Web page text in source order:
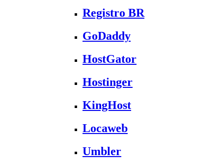
Registro BR
GoDaddy
HostGator
Hostinger
KingHost
Locaweb
Umbler